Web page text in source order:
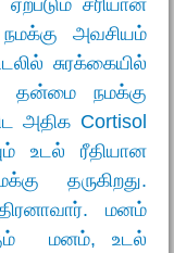
சரியான
அவசியம்
சுரக்கையில்
தன்மை நமக்கு
அதிக Cortisol
உடல் ரீதியான
தருகிறது.
மனம்
மனம், உடல்